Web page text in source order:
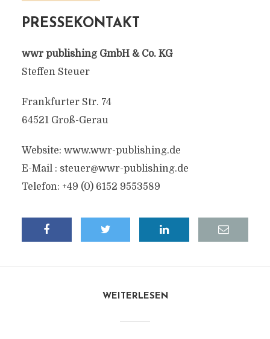
PRESSEKONTAKT
wwr publishing GmbH & Co. KG
Steffen Steuer
Frankfurter Str. 74
64521 Groß-Gerau
Website: www.wwr-publishing.de
E-Mail : steuer@wwr-publishing.de
Telefon: +49 (0) 6152 9553589
WEITERLESEN